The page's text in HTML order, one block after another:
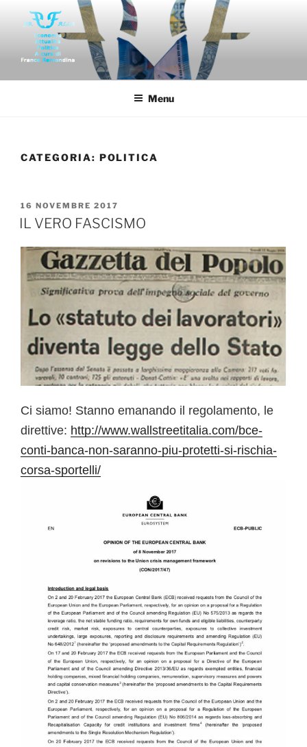
contenuto
FAR-FALLA
Economia politica attualità di franco remondina
Menu
CATEGORIA: POLITICA
PUBBLICATO
IL
16 NOVEMBRE 2017
IL VERO FASCISMO
Ci siamo! Stanno emanando il regolamento, le
direttive: http://www.wallstreetitalia.com/bce-
conti-banca-non-saranno-piu-protetti-si-rischia-
corsa-sportelli/